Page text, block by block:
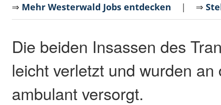
⇒ Mehr Westerwald Jobs entdecken | ⇒
Die beiden Insassen des
leicht verletzt und wurden
ambulant versorgt.